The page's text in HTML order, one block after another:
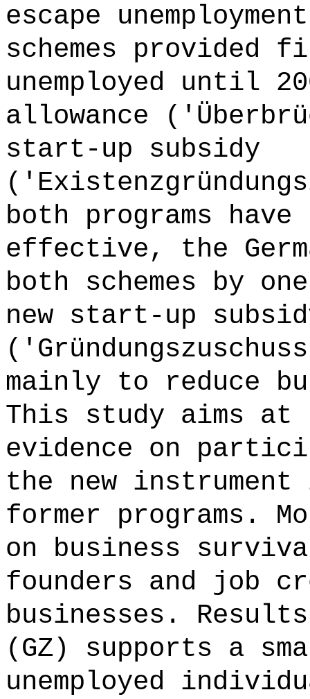
escape
schemes provided
unemployed until
allowance
start-up subsidy
both programs
effective, the
both schemes by
new start-up
mainly to reduce
This study aims
evidence on
the new
former programs.
on business
founders and job
businesses.
(GZ) supports a
unemployed